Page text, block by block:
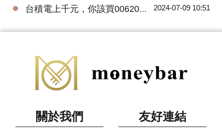
● 台積電上千元，你該買006208還是0056? 2024-07-09 10:51
關於我們 友好連結